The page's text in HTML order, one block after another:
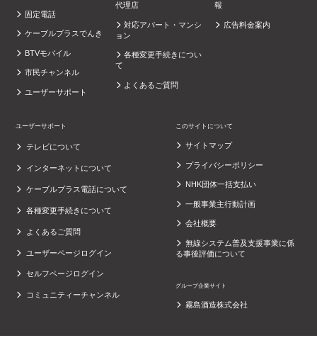
固定電話
ケーブルプラスでんき
BTVモバイル
市民チャンネル
ユーザーサポート
代理店
対応アパート・マンシ
ョン
各種変更手続きについ
て
よくあるご質問
報
広告料金案内
ユーザーサポート
テレビについて
インターネットについて
ケーブルプラス電話について
各種変更手続きについて
よくあるご質問
ユーザーページログイン
セルフページログイン
コミュニティーチャンネル
このサイトについて
サイトマップ
プライバシーポリシー
NHK団体一括支払い
一般事業主行動計画
会社概要
無線システム普及支援事業に係
る事後評価について
グループ企業サイト
霧島酒造株式会社